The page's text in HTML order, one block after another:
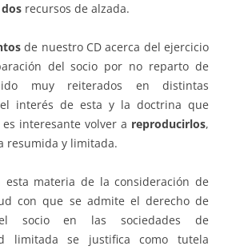
dos recursos de alzada.
de nuestro CD acerca del ejercicio
del socio por no reparto de
muy reiterados en distintas
interés de esta y la doctrina que
interesante volver a reproducirlos,
resumida y limitada.
esta materia de la consideración de
con que se admite el derecho de
socio en las sociedades de
limitada se justifica como tutela